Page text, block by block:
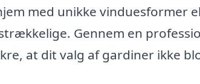
med unikke vinduesformer
Gennem en
at dit valg af gardiner ikke